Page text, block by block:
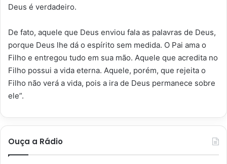
Deus é verdadeiro.
De fato, aquele que Deus enviou fala as palavras de Deus,
porque Deus lhe dá o espírito sem medida. O Pai ama o
Filho e entregou tudo em sua mão. Aquele que acredita no
Filho possui a vida eterna. Aquele, porém, que rejeita o
Filho não verá a vida, pois a ira de Deus permanece sobre
ele”.
Ouça a Rádio